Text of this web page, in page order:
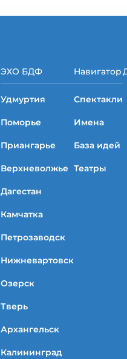
ЭХО БДФ
Удмуртия
Поморье
Приангарье
Верхневолжье
Дагестан
Камчатка
Петрозаводск
Нижневартовск
Озерск
Тверь
Архангельск
Калининград
Навигатор
Спектакли
Имена
База идей
Театры